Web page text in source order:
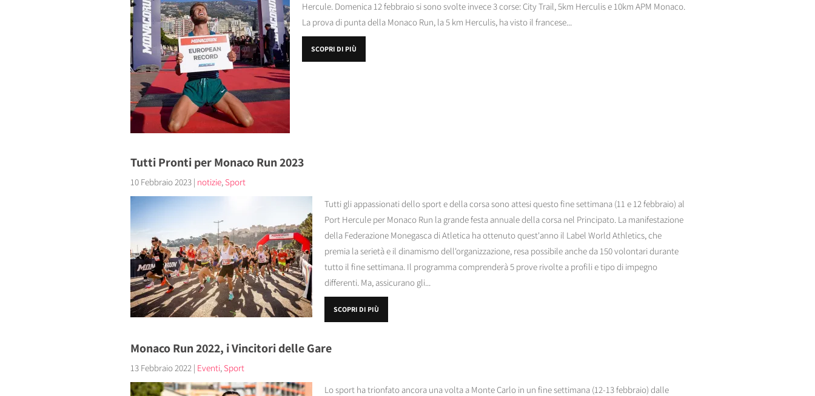
Hercule. Domenica 12 febbraio si sono svolte invece 3 corse: City Trail, 5km Herculis e 10km APM Monaco.
La prova di punta della Monaco Run, la 5 km Herculis, ha visto il francese...
SCOPRI DI PIÙ
Tutti Pronti per Monaco Run 2023
10 Febbraio 2023 | notizie, Sport
Tutti gli appassionati dello sport e della corsa sono attesi questo fine settimana (11 e 12 febbraio) al
Port Hercule per Monaco Run la grande festa annuale della corsa nel Principato. La manifestazione
della Federazione Monegasca di Atletica ha ottenuto quest'anno il Label World Athletics, che
premia la serietà e il dinamismo dell'organizzazione, resa possibile anche da 150 volontari durante
tutto il fine settimana. Il programma comprenderà 5 prove rivolte a profili e tipo di impegno
differenti. Ma, assicurano gli...
SCOPRI DI PIÙ
Monaco Run 2022, i Vincitori delle Gare
13 Febbraio 2022 | Eventi, Sport
Lo sport ha trionfato ancora una volta a Monte Carlo in un fine settimana (12-13 febbraio) dalle